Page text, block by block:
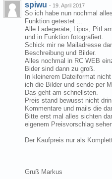
spiwu - 19. April 2017
So ich habe nun nochmal
Funktion getestet ...
Alle Ladegeräte, Lipos,
und in Funktion fotografiert.
Schick mir ne Mailadresse
Beschreibung und Bilder.
Alles nochmal in RC WEB
Bider sind dann zu groß.
In kleinerem Dateiformat
ich die Bilder und sende per
Das geht am schnellsten.
Preis stand bewusst nicht
Kommentare und mails die
Bitte erst mal alles sichten
eigenem Preisvorschlag
Der Kaufpreis nur als
Gruß Markus